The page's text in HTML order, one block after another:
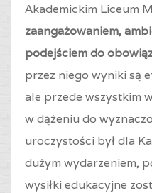
Akademickim Liceum
zaangażowaniem,
podejściem do
przez niego wyniki są
ale przede wszystkim
w dążeniu do
uroczystości był dla
dużym wydarzeniem,
wysiłki edukacyjne